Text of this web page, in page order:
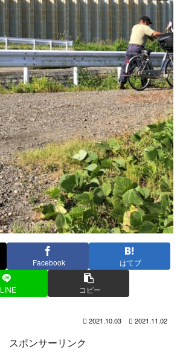
Facebook はてブ
LINE コピー
2021.10.03 2021.11.02
スポンサーリンク